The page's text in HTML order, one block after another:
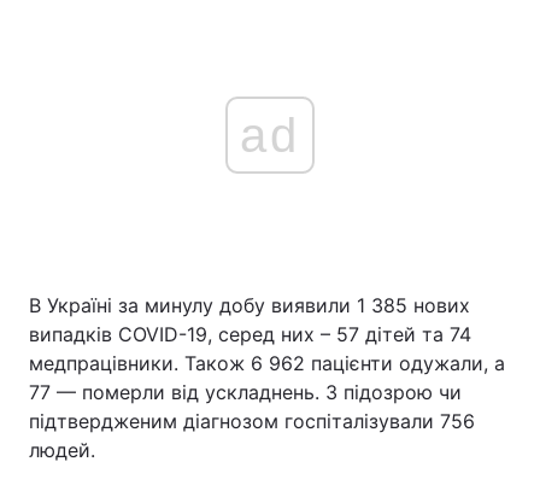
Україна Політика
Економіка Світ
Спорт Наука
ad
В Україні за минулу добу виявили 1 385 нових
випадків COVID-19, серед них – 57 дітей та 74
медпрацівники. Також 6 962 пацієнти одужали, а
77 — померли від ускладнень. З підозрою чи
підтвердженим діагнозом госпіталізували 756
людей.